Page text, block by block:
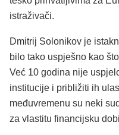
istraživači.
Dmitrij Solonikov je
bilo tako uspješno kao
Već 10 godina nije
institucije i približiti ih
međuvremenu su neki
za vlastitu financijsku